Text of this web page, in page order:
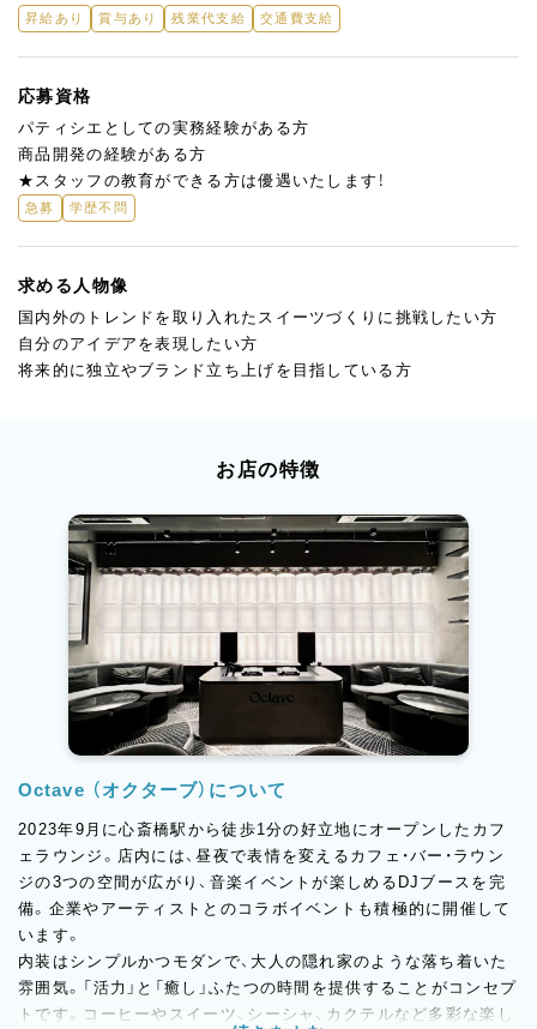
昇給あり 賞与あり 残業代支給 交通費支給
応募資格
パティシエとしての実務経験がある方
商品開発の経験がある方
★スタッフの教育ができる方は優遇いたします！
急募 学歴不問
求める人物像
国内外のトレンドを取り入れたスイーツづくりに挑戦したい方
自分のアイデアを表現したい方
将来的に独立やブランド立ち上げを目指している方
お店の特徴
Octave （オクターブ）について
2023年9月に心斎橋駅から徒歩1分の好立地にオープンしたカフ
ェラウンジ。店内には、昼夜で表情を変えるカフェ・バー・ラウン
ジの3つの空間が広がり、音楽イベントが楽しめるDJブースを完
備。企業やアーティストとのコラボイベントも積極的に開催して
います。
内装はシンプルかつモダンで、大人の隠れ家のような落ち着いた
雰囲気。「活力」と「癒し」ふたつの時間を提供することがコンセプ
トです。コーヒーやスイーツ、シーシャ、カクテルなど多彩な楽し